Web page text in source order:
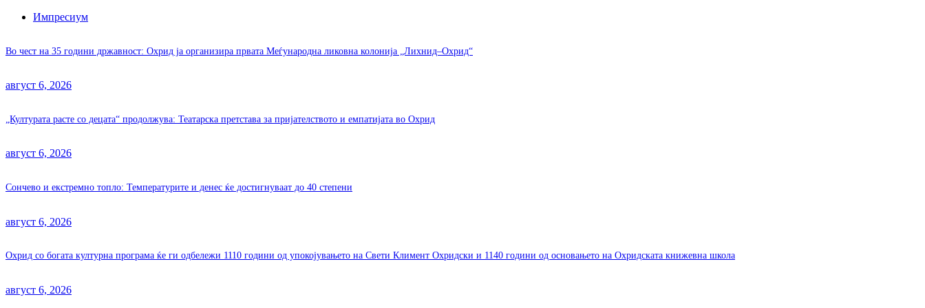
Импресиум
Во чест на 35 години државност: Охрид ја организира првата Меѓународна ликовна колонија „Лихнид–Охрид“
август 6, 2026
„Културата расте со децата“ продолжува: Театарска претстава за пријателството и емпатијата во Охрид
август 6, 2026
Сончево и екстремно топло: Температурите и денес ќе достигнуваат до 40 степени
август 6, 2026
Охрид со богата културна програма ќе ги одбележи 1110 години од упокојувањето на Свети Климент Охридски и 1140 години од основањето на Охридската книжевна школа
август 6, 2026